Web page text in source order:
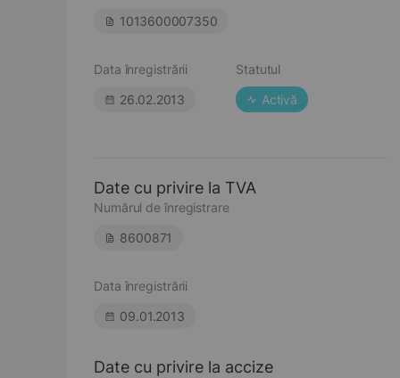
1013600007350
Data înregistrării
26.02.2013
Statutul
Activă
Date cu privire la TVA
Numărul de înregistrare
8600871
Data înregistrării
09.01.2013
Date cu privire la accize